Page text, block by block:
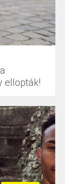
ellopták!